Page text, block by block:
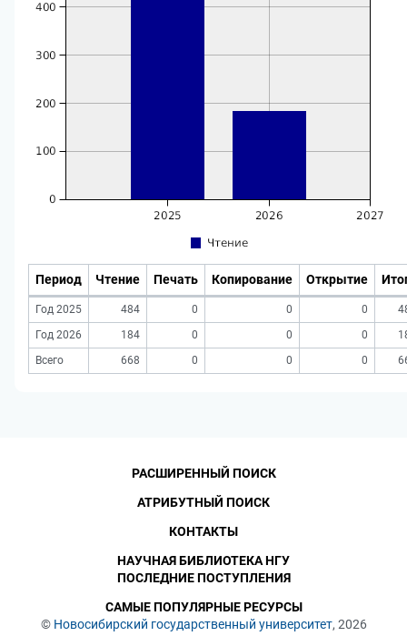
Период Чтение Печать Копирование Открытие
Год 2025 484 0 0 0
Год 2026
184 0 0 0
Всего
668 0 0 0
© Новосибирский государственный университет, 2026
РАСШИРЕННЫЙ ПОИСК
АТРИБУТНЫЙ ПОИСК
КОНТАКТЫ
НАУЧНАЯ БИБЛИОТЕКА НГУ
ПОСЛЕДНИЕ ПОСТУПЛЕНИЯ
САМЫЕ ПОПУЛЯРНЫЕ РЕСУРСЫ